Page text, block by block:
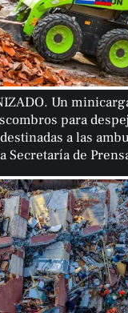
Un
para
a las
Secretaría de